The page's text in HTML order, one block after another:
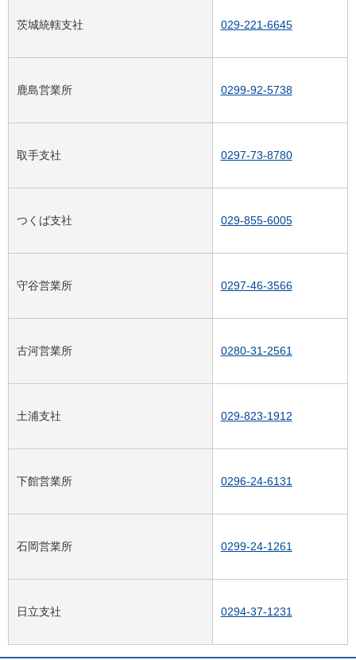
茨城統轄支社 029-221-6645
鹿島営業所 0299-92-5738
取手支社 0297-73-8780
つくば支社 029-855-6005
守谷営業所 0297-46-3566
古河営業所 0280-31-2561
土浦支社 029-823-1912
下館営業所 0296-24-6131
石岡営業所 0299-24-1261
日立支社 0294-37-1231